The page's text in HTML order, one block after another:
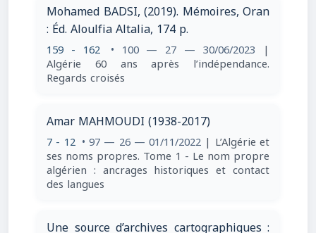
Mohamed BADSI, (2019). Mémoires, Oran
: Éd. Aloulfia Altalia, 174 p.
159 - 162 • 100 — 27 — 30/06/2023 |
Algérie 60 ans après l’indépendance.
Regards croisés
Amar MAHMOUDI (1938-2017)
7 - 12 • 97 — 26 — 01/11/2022 | L’Algérie et
ses noms propres. Tome 1 - Le nom propre
algérien : ancrages historiques et contact
des langues
Une source d’archives cartographiques :